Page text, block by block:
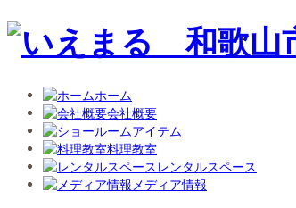
ホーム
会社概要
アイテム
料理教室
レンタルスペース
メディア情報